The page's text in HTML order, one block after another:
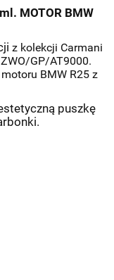
MOTOR BMW
z kolekcji Carmani
GP/AT9000.
BMW R25 z
puszkę